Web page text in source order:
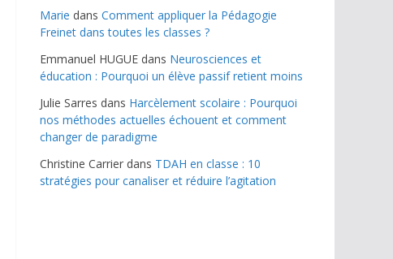
Marie dans Comment appliquer la Pédagogie
Freinet dans toutes les classes ?
Emmanuel HUGUE dans Neurosciences et
éducation : Pourquoi un élève passif retient moins
Julie Sarres dans Harcèlement scolaire : Pourquoi
nos méthodes actuelles échouent et comment
changer de paradigme
Christine Carrier dans TDAH en classe : 10
stratégies pour canaliser et réduire l’agitation